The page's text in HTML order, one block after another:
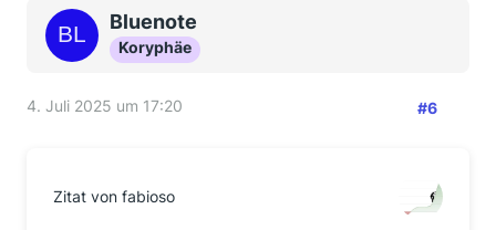
Bluenote
Koryphäe
4. Juli 2025 um 17:20 #6
Zitat von fabioso